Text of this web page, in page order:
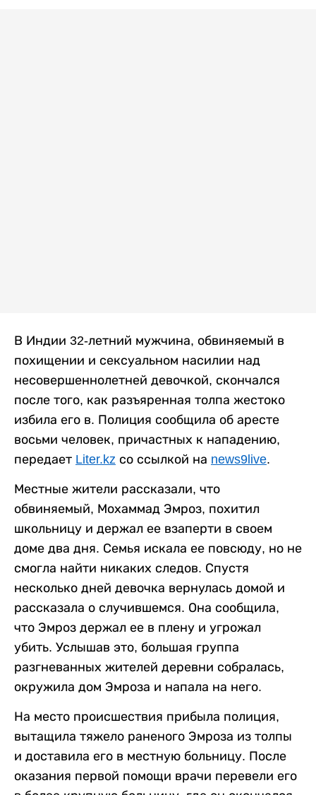
В Индии 32-летний мужчина, обвиняемый в
похищении и сексуальном насилии над
несовершеннолетней девочкой, скончался
после того, как разъяренная толпа жестоко
избила его в. Полиция сообщила об аресте
восьми человек, причастных к нападению,
передает Liter.kz со ссылкой на news9live.
Местные жители рассказали, что
обвиняемый, Мохаммад Эмроз, похитил
школьницу и держал ее взаперти в своем
доме два дня. Семья искала ее повсюду, но не
смогла найти никаких следов. Спустя
несколько дней девочка вернулась домой и
рассказала о случившемся. Она сообщила,
что Эмроз держал ее в плену и угрожал
убить. Услышав это, большая группа
разгневанных жителей деревни собралась,
окружила дом Эмроза и напала на него.
На место происшествия прибыла полиция,
вытащила тяжело раненого Эмроза из толпы
и доставила его в местную больницу. После
оказания первой помощи врачи перевели его